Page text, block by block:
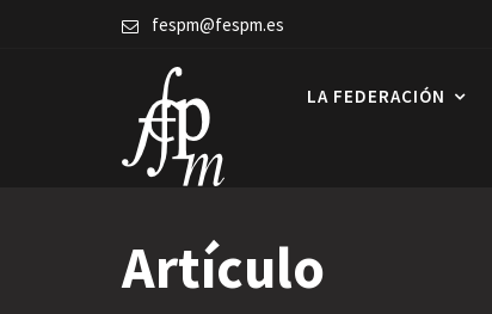
fespm@fespm.es
LA FEDERACIÓN
Artículo